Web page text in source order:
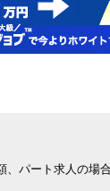
パート求人の場